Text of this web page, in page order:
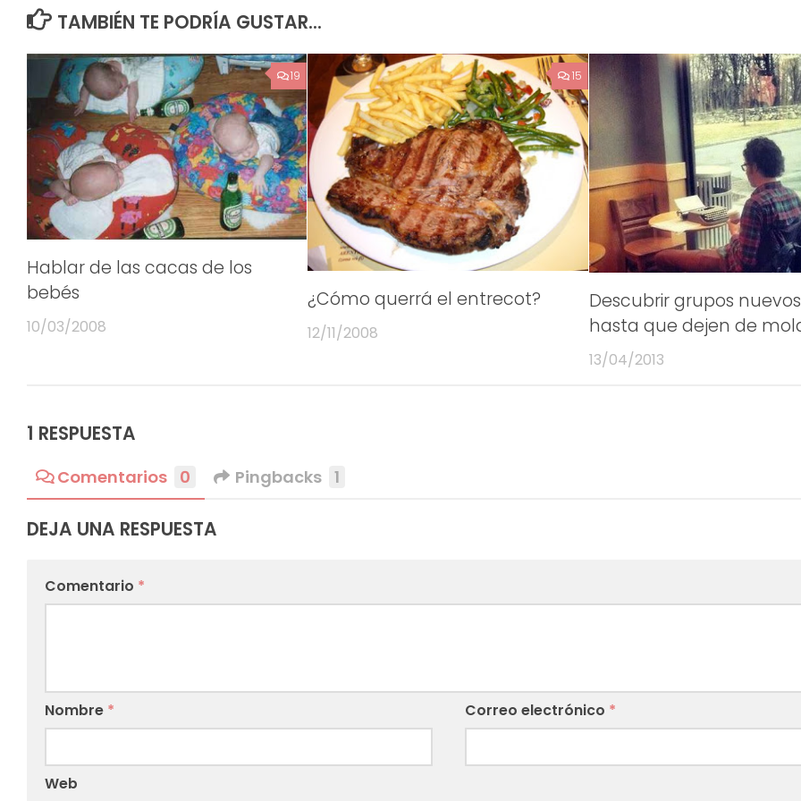
TAMBIÉN TE PODRÍA GUSTAR...
19
Hablar de las cacas de los
bebés
10/03/2008
15
¿Cómo querrá el entrecot?
12/11/2008
Descubrir grupos nuevos
hasta que dejen de
13/04/2013
1 RESPUESTA
Comentarios 0 Pingbacks 1
DEJA UNA RESPUESTA
Comentario *
Nombre * Correo electrónico *
Web